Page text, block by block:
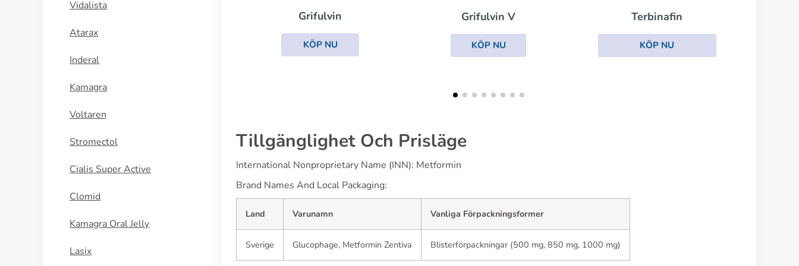
Vidalista
Atarax
Inderal
Kamagra
Voltaren
Stromectol
Cialis Super Active
Clomid
Kamagra Oral Jelly
Lasix
Grifulvin V
KÖP NU
Terbinafin
KÖP NU
Tillgänglighet Och Prisläge
International Nonproprietary Name (INN): Metformin
Brand Names And Local Packaging:
Land Varunamn Vanliga Förpackningsformer
Sverige Glucophage, Metformin Zentiva Blisterförpackningar (500 mg, 850 mg, 1000 mg)